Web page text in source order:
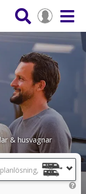
& husvagnar
reg.nr